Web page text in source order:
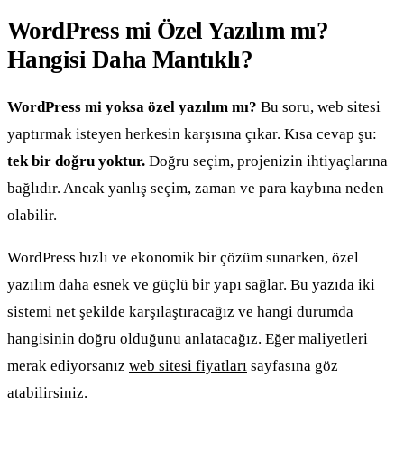
WordPress mi Özel Yazılım mı?
Hangisi Daha Mantıklı?
WordPress mi yoksa özel yazılım mı? Bu soru, web sitesi
yaptırmak isteyen herkesin karşısına çıkar. Kısa cevap şu:
tek bir doğru yoktur. Doğru seçim, projenizin ihtiyaçlarına
bağlıdır. Ancak yanlış seçim, zaman ve para kaybına neden
olabilir.
WordPress hızlı ve ekonomik bir çözüm sunarken, özel
yazılım daha esnek ve güçlü bir yapı sağlar. Bu yazıda iki
sistemi net şekilde karşılaştıracağız ve hangi durumda
hangisinin doğru olduğunu anlatacağız. Eğer maliyetleri
merak ediyorsanız web sitesi fiyatları sayfasına göz
atabilirsiniz.